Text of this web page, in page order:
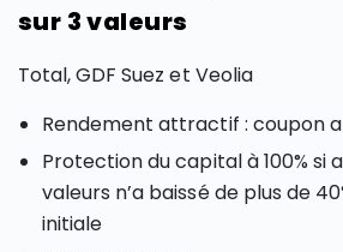
sur 3 valeurs
Total, GDF Suez et Veolia
Rendement attractif : coupon
Protection du capital à 100% si
valeurs n’a baissé de plus de
initiale